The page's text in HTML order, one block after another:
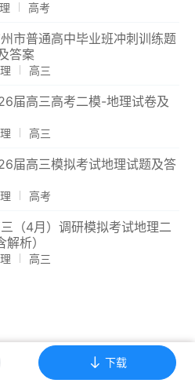
高考
市普通高中毕业班冲刺训练题
答案
高三
届高三高考二模-地理试卷及
高三
届高三模拟考试地理试题及答
高考
（4月）调研模拟考试地理二
析）
高三
下载